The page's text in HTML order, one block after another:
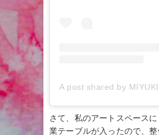
さて、私のアートスペース
業テーブルが入ったので、